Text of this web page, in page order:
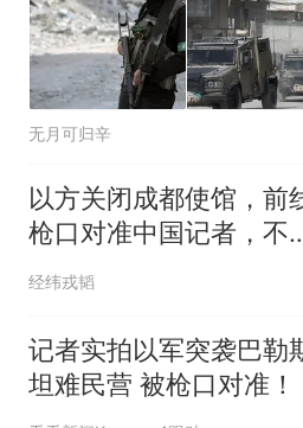
空调24小时
电力部门回
台风"白海
大风力14级
全部作废，
无月可归辛
以方关闭成都使馆，前
枪口对准中国记者，不
安理会劝其撤军？
经纬戎韬
记者实拍以军突袭巴勒
坦难民营 被枪口对准！